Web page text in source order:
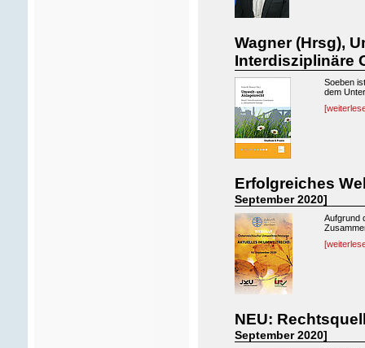
Wagner (Hrsg),
Interdisziplinäre
Soeben
dem
Erfolgreiches
September 2020]
Aufgrund
NEU:
September 2020]